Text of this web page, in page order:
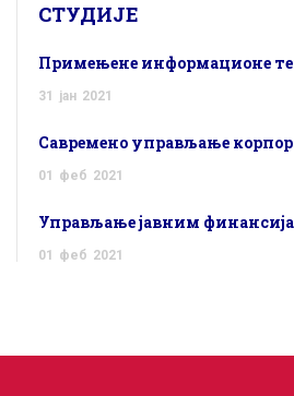
СТУДИЈЕ
Примењене информационе
31 јан 2021
Савремено управљање
01 феб 2021
Управљање јавним
01 феб 2021